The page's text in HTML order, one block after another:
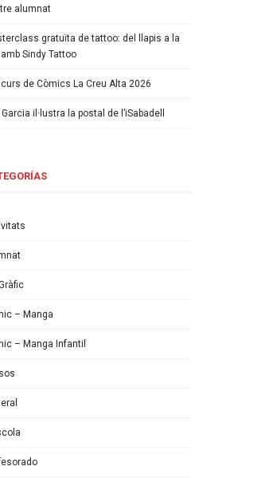
alumnat
gratuïta de tattoo: del llapis a la
Sindy Tattoo
de Còmics La Creu Alta 2026
Garcia il·lustra la postal de l’iSabadell
– Manga
– Manga Infantil